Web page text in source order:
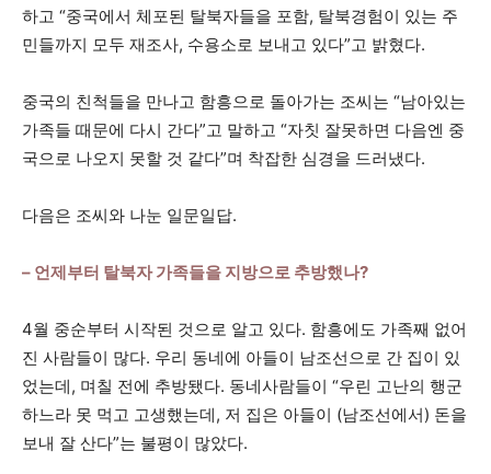
하고 “중국에서 체포된 탈북자들을 포함, 탈북경험이 있는 주
민들까지 모두 재조사, 수용소로 보내고 있다”고 밝혔다.
중국의 친척들을 만나고 함흥으로 돌아가는 조씨는 “남아있는
가족들 때문에 다시 간다”고 말하고 “자칫 잘못하면 다음엔 중
국으로 나오지 못할 것 같다”며 착잡한 심경을 드러냈다.
다음은 조씨와 나눈 일문일답.
– 언제부터 탈북자 가족들을 지방으로 추방했나?
4월 중순부터 시작된 것으로 알고 있다. 함흥에도 가족째 없어
진 사람들이 많다. 우리 동네에 아들이 남조선으로 간 집이 있
었는데, 며칠 전에 추방됐다. 동네사람들이 “우린 고난의 행군
하느라 못 먹고 고생했는데, 저 집은 아들이 (남조선에서) 돈을
보내 잘 산다”는 불평이 많았다.